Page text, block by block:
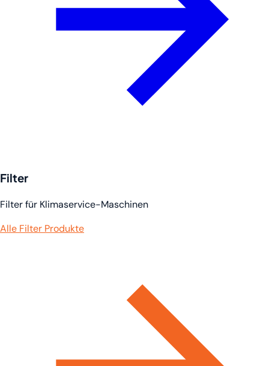
Filter
Filter für Klimaservice-Maschinen
Alle Filter Produkte